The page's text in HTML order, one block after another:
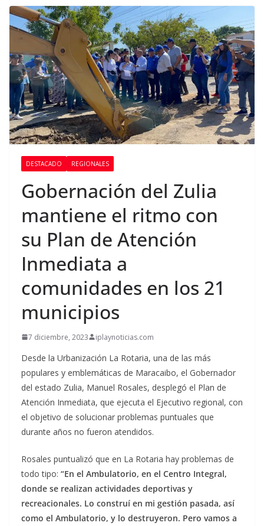
DESTACADO REGIONALES
Gobernación del Zulia
mantiene el ritmo con
su Plan de Atención
Inmediata a
comunidades en los 21
municipios
7 diciembre, 2023 iplaynoticias.com
Desde la Urbanización La Rotaria, una de las más
populares y emblemáticas de Maracaibo, el Gobernador
del estado Zulia, Manuel Rosales, desplegó el Plan de
Atención Inmediata, que ejecuta el Ejecutivo regional, con
el objetivo de solucionar problemas puntuales que
durante años no fueron atendidos.
Rosales puntualizó que en La Rotaria hay problemas de
todo tipo: “En el Ambulatorio, en el Centro Integral,
donde se realizan actividades deportivas y
recreacionales. Lo construí en mi gestión pasada, así
como el Ambulatorio, y lo destruyeron. Pero vamos a